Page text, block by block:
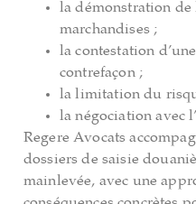
la démonstration de
marchandises ;
la contestation
contrefaçon ;
la limitation du
la négociation avec
Regere Avocats
dossiers de saisie
mainlevée, avec une